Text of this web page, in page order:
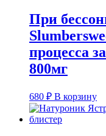
При
процесса
800мг
680 ₽ В корзину